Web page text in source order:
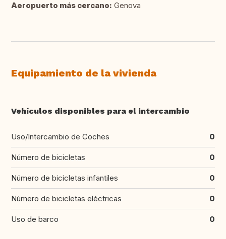
Aeropuerto más cercano: Genova
Equipamiento de la vivienda
Vehículos disponibles para el intercambio
Uso/Intercambio de Coches 0
Número de bicicletas 0
Número de bicicletas infantiles 0
Número de bicicletas eléctricas 0
Uso de barco 0